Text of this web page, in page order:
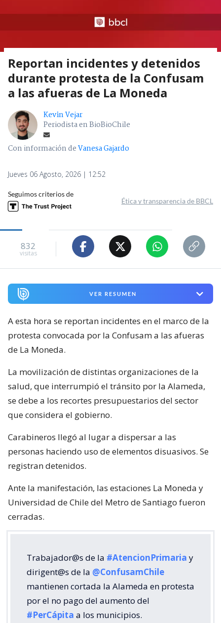
Reportan incidentes y detenidos
durante protesta de la Confusam
a las afueras de La Moneda
Kevin Vejar
Periodista en BioBioChile
Con información deVanesa Gajardo
Jueves 06 Agosto, 2026 | 12:52
Seguimos criterios de
Ética y transparencia de BBCL
832
visitas
VER RESUMEN
A esta hora se reportan incidentes en el marco de la
protesta convocada por la Confusam a las afueras
de La Moneda.
La movilización de distintas organizaciones de la
salud, que interrumpió el tránsito por la Alameda,
se debe a los recortes presupuestarios del sector
que considera el gobierno.
Carabineros llegó al lugar a dispersar a las
personas haciendo uso de elementos disuasivos. Se
registran detenidos.
Ante la manifestación, las estaciones La Moneda y
Universidad de Chile del Metro de Santiago fueron
cerradas.
Trabajador@s de la #AtencionPrimaria y
dirigent@s de la @ConfusamChile
mantienen cortada la Alameda en protesta
por el no pago del aumento del
#PerCápita a los municipios.